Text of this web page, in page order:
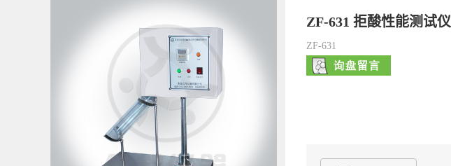
ZF-631 拒酸性能测试仪
ZF-631